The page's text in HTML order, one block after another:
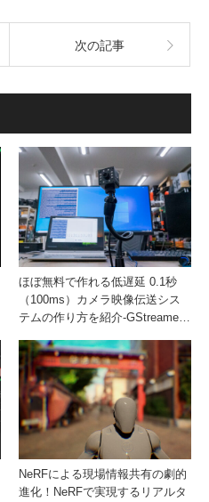
次の記事
ほぼ無料で作れる低遅延 0.1秒
（100ms）カメラ映像伝送シス
テムの作り方を紹介-GStreame…
NeRFによる現場情報共有の劇的
進化！NeRFで実現するリアルタ